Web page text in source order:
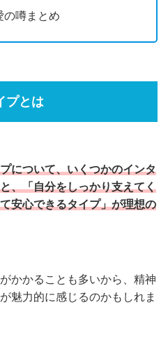
の噂まとめ
プとは
について、いくつかのインタ
、「自分をしっかり支えてく
安心できるタイプ」が理想の
かかることも多いから、精神
魅力的に感じるのかもしれま